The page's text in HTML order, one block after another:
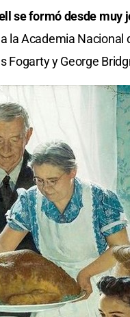
se formó desde muy
la Academia Nacional
Fogarty y George